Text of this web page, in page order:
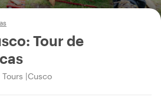
Tour de
Cusco